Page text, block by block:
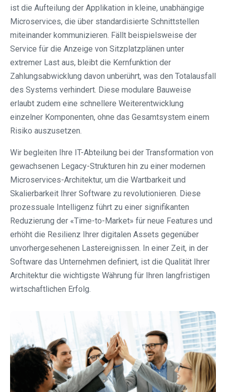
ist die Aufteilung der Applikation in kleine, unabhängige
Microservices, die über standardisierte Schnittstellen
miteinander kommunizieren. Fällt beispielsweise der
Service für die Anzeige von Sitzplatzplänen unter
extremer Last aus, bleibt die Kernfunktion der
Zahlungsabwicklung davon unberührt, was den Totalausfall
des Systems verhindert. Diese modulare Bauweise
erlaubt zudem eine schnellere Weiterentwicklung
einzelner Komponenten, ohne das Gesamtsystem einem
Risiko auszusetzen.
Wir begleiten Ihre IT-Abteilung bei der Transformation von
gewachsenen Legacy-Strukturen hin zu einer modernen
Microservices-Architektur, um die Wartbarkeit und
Skalierbarkeit Ihrer Software zu revolutionieren. Diese
prozessuale Intelligenz führt zu einer signifikanten
Reduzierung der «Time-to-Market» für neue Features und
erhöht die Resilienz Ihrer digitalen Assets gegenüber
unvorhergesehenen Lastereignissen. In einer Zeit, in der
Software das Unternehmen definiert, ist die Qualität Ihrer
Architektur die wichtigste Währung für Ihren langfristigen
wirtschaftlichen Erfolg.